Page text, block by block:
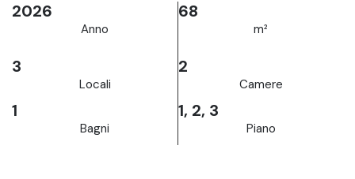
2026
Anno
68
m²
3
Locali
2
Camere
1
Bagni
1, 2, 3
Piano